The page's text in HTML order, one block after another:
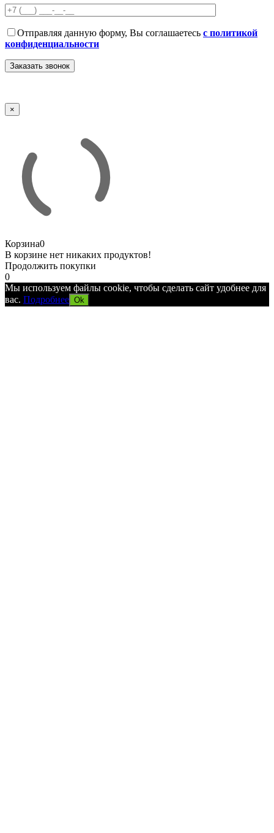
Отправляя данную форму, Вы соглашаетесь с политикой
конфиденциальности
×
Корзина0
В корзине нет никаких продуктов!
Продолжить покупки
0
Мы используем файлы cookie, чтобы сделать сайт удобнее для
вас. Подробнее Ok